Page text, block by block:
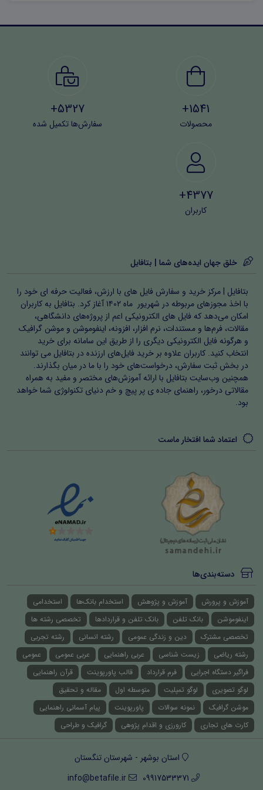
1541+
محصولات
5327+
سفارش‌ها تکمیل شده
4377+
کاربران
خلق جهان ایده‌های شما | بتافایل
بتافایل | مرکز خرید و سفارش فایل های با ارزش، فعالیت حرفه ای خود را
با اخذ مجوزهای مربوطه در شهریور ماه ۱۴۰۲ آغاز کرد. بتافایل به کاربران
امکان می‌دهد که فایل های الکترونیکی اعم از پروژه‌های دانشگاهی،
مقالات، فرم‌ها و مستندات، نرم افزار، افزونه، اینفوموشن و موشن گرافیک
و هرگونه فایل الکترونیکی دیگری را از طریق این سامانه برای خرید
انتخاب کنید. کاربران علاوه بر خرید فایل‌های ارزنده در بتافایل می توانند
در بخش ثبت سفارش، درخواست‌های خود را با ما در میان بگذارند.
همچنین وب‌سایت بتافایل با ارائه آموزش‌های مختصر و مفید به همراه
مقالاتی درخور، راهنمای جاده ی پر پیچ و خم دنیای تکنولوژی شما خواهد
بود.
اعتماد شما افتخار ماست
دسته‌بندی‌ها
آموزش و پرورش آموزش و پژوهش استخدام بانک‌ها
استخدامی
اینفوموشن
بانک تلفن بانک تلفن و قراردادها
تخصصی رشته ها
تخصصی مشترک
دین و زندگی عمومی رشته انسانی
رشته تجربی
رشته ریاضی
زیست شناسی عربی راهنمایی عربی عمومی
عمومی
فراگیر دستگاه اجرایی
فرم قرارداد قالب پاورپوینت
قرآن راهنمایی
لوگو تصویری
لوگو تمپلیت متوسطه اول
مقاله و تحقیق
موشن گرافیک
نمونه سوالات پاورپوینت
پیام آسمانی راهنمایی
کارت های تجاری
کارورزی و اقدام پژوهی گرافیک و طراحی
استان بوشهر - شهرستان تنگستان
09917533371
info@betafile.ir